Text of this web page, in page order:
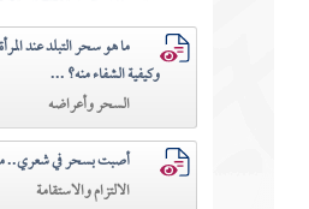
ما هو سحر التبلد عند
وكيفية الشفاء منه؟ ...
السحر وأعراضه
أصبت بسحر في شعري..
الالتزام والاستقامة